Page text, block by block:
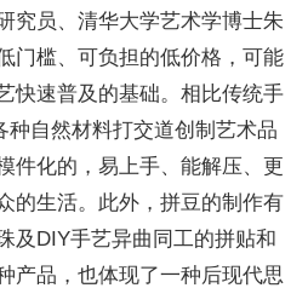
究员、清华大学艺术学博士朱
门槛、可负担的低价格，可能
快速普及的基础。相比传统手
种自然材料打交道创制艺术品
件化的，易上手、能解压、更
的生活。此外，拼豆的制作有
及DIY手艺异曲同工的拼贴和
产品，也体现了一种后现代思